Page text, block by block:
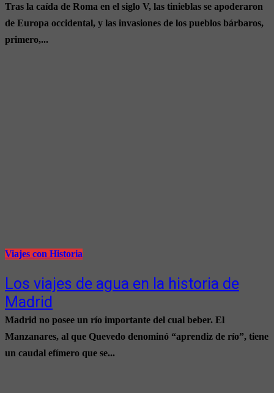
Tras la caída de Roma en el siglo V, las tinieblas se apoderaron
de Europa occidental, y las invasiones de los pueblos bárbaros,
primero,...
Viajes con Historia
Los viajes de agua en la historia de
Madrid
Madrid no posee un río importante del cual beber. El
Manzanares, al que Quevedo denominó “aprendiz de río”, tiene
un caudal efímero que se...